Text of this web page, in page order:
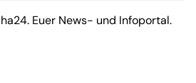
Euer News- und Infoportal.